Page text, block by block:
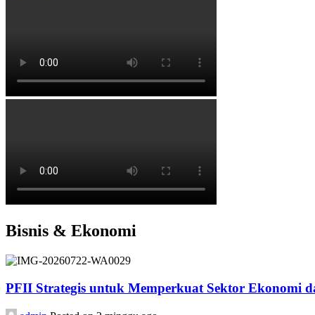
Bisnis & Ekonomi
PFII Strategis untuk Memperkuat Sektor Ekonomi